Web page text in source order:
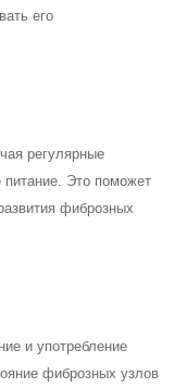
его
регулярные
питание. Это поможет
фиброзных
и употребление
фиброзных узлов